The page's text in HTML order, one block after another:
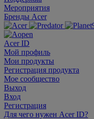
Мероприятия
Бренды Acer
Acer ID
Мой профиль
Мои продукты
Регистрация продукта
Мое сообщество
Выход
Вход
Регистрация
Для чего нужен Acer ID?